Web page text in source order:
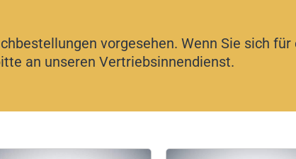
vorgesehen. Wenn Sie sich
an unseren Vertriebsinnendienst.